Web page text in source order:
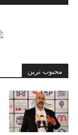
محبوب ترین